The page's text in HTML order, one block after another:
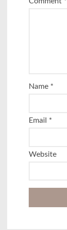
Name *
Email *
Website